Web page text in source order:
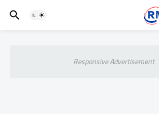
Responsive Advertisement